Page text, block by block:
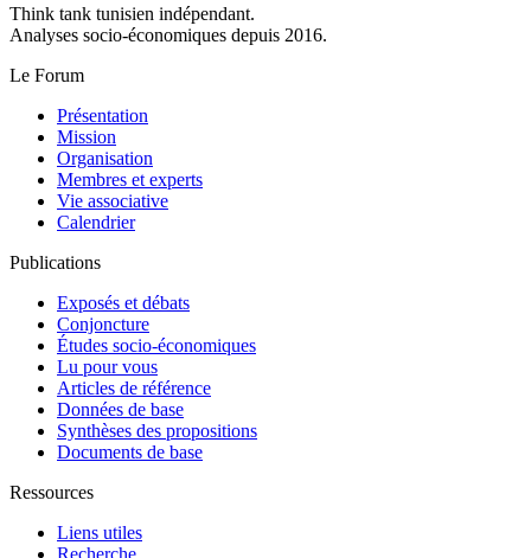
Think tank tunisien indépendant.
Analyses socio-économiques depuis 2016.
Le Forum
Présentation
Mission
Organisation
Membres et experts
Vie associative
Calendrier
Publications
Exposés et débats
Conjoncture
Études socio-économiques
Lu pour vous
Articles de référence
Données de base
Synthèses des propositions
Documents de base
Ressources
Liens utiles
Recherche